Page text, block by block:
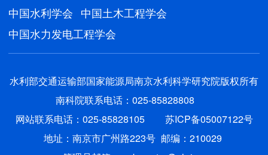
中国水利学会 中国土木工程学会
中国水力发电工程学会
水利部交通运输部国家能源局南京水利科学研究院版权所有
南科院联系电话：025-85828808
网站联系电话：025-85828105
苏ICP备05007122号
地址：南京市广州路223号 邮编：210029